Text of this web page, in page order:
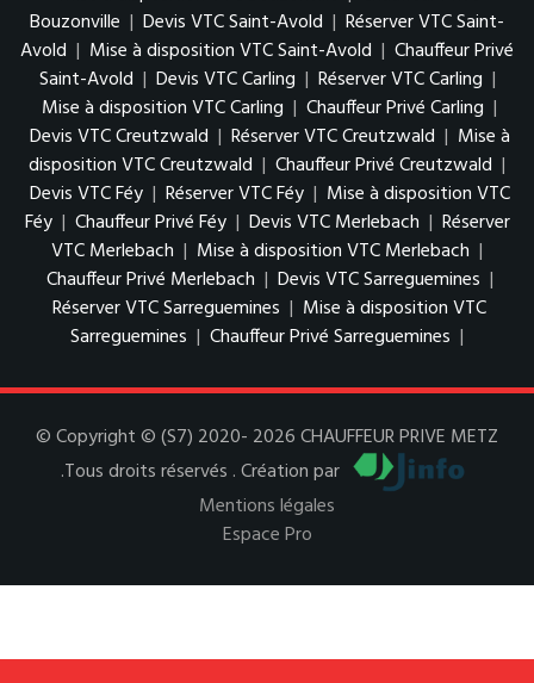
Bouzonville | Devis VTC Saint-Avold | Réserver VTC Saint-
Avold | Mise à disposition VTC Saint-Avold | Chauffeur Privé
Saint-Avold | Devis VTC Carling | Réserver VTC Carling |
Mise à disposition VTC Carling | Chauffeur Privé Carling |
Devis VTC Creutzwald | Réserver VTC Creutzwald | Mise à
disposition VTC Creutzwald | Chauffeur Privé Creutzwald |
Devis VTC Féy | Réserver VTC Féy | Mise à disposition VTC
Féy | Chauffeur Privé Féy | Devis VTC Merlebach | Réserver
VTC Merlebach | Mise à disposition VTC Merlebach |
Chauffeur Privé Merlebach | Devis VTC Sarreguemines |
Réserver VTC Sarreguemines | Mise à disposition VTC
Sarreguemines | Chauffeur Privé Sarreguemines |
© Copyright © (S7) 2020- 2026 CHAUFFEUR PRIVE METZ
.Tous droits réservés . Création par
Mentions légales
Espace Pro